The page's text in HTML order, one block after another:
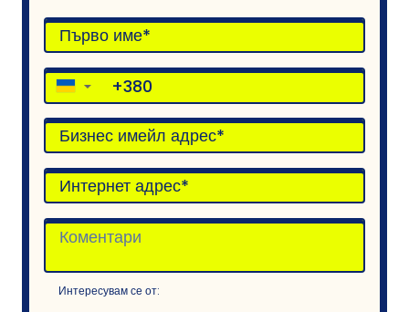
▼
Интересувам се от: